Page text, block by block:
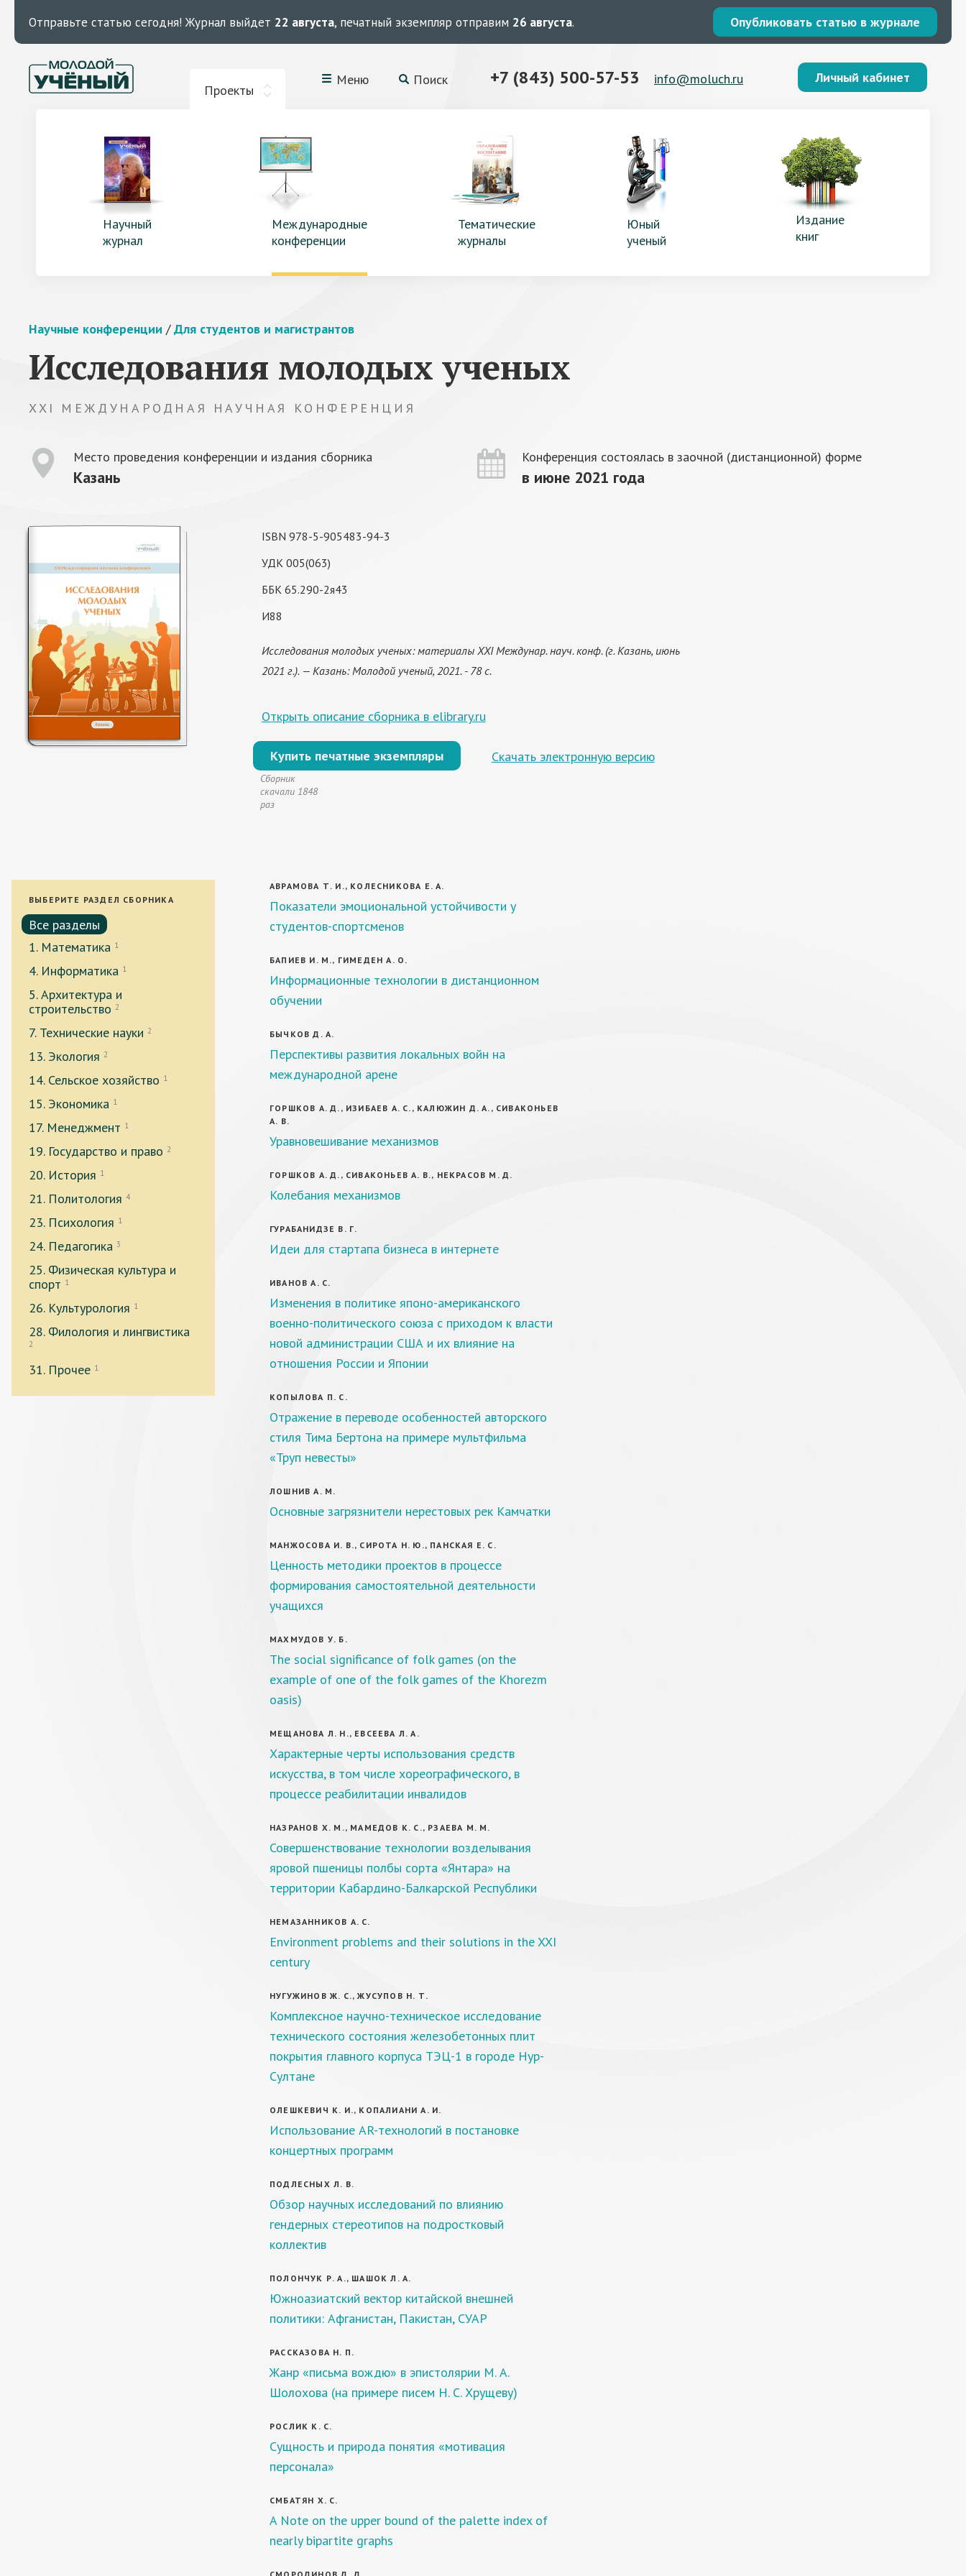
Отправьте статью сегодня! Журнал выйдет 22 августа, печатный экземпляр отправим 26 августа. Опубликовать статью в журнале
Проекты
Меню Поиск +7 (843) 500-57-53 info@moluch.ru Личный кабинет
Научный
журнал
Международные
конференции
Тематические
журналы
Юный
ученый
Издание
книг
Научные конференции /Для студентов и магистрантов
Исследования молодых ученых
XXI МЕЖДУНАРОДНАЯ НАУЧНАЯ КОНФЕРЕНЦИЯ
Место проведения конференции и издания сборника
Казань
Конференция состоялась в заочной (дистанционной) форме
в июне 2021 года
ISBN 978-5-905483-94-3
УДК 005(063)
ББК 65.290-2я43
И88
Исследования молодых ученых: материалы XXI Междунар. науч. конф. (г. Казань, июнь
2021 г.). — Казань: Молодой ученый, 2021. - 78 с.
Открыть описание сборника в elibrary.ru
Купить печатные экземпляры Скачать электронную версию
Сборник
скачали 1848
раз
ВЫБЕРИТЕ РАЗДЕЛ СБОРНИКА
Все разделы
1. Математика 1
4. Информатика 1
5. Архитектура и
строительство 2
7. Технические науки 2
13. Экология 2
14. Сельское хозяйство 1
15. Экономика 1
17. Менеджмент 1
19. Государство и право 2
20. История 1
21. Политология 4
23. Психология 1
24. Педагогика 3
25. Физическая культура и
спорт 1
26. Культурология 1
28. Филология и лингвистика
2
31. Прочее 1
АВРАМОВА Т. И., КОЛЕСНИКОВА Е. А.
Показатели эмоциональной устойчивости у
студентов-спортсменов
БАПИЕВ И. М., ГИМЕДЕН А. О.
Информационные технологии в дистанционном
обучении
БЫЧКОВ Д. А.
Перспективы развития локальных войн на
международной арене
ГОРШКОВ А. Д., ИЗИБАЕВ А. С., КАЛЮЖИН Д. А., СИВАКОНЬЕВ
А. В.
Уравновешивание механизмов
ГОРШКОВ А. Д., СИВАКОНЬЕВ А. В., НЕКРАСОВ М. Д.
Колебания механизмов
ГУРАБАНИДЗЕ В. Г.
Идеи для стартапа бизнеса в интернете
ИВАНОВ А. С.
Изменения в политике японо-американского
военно-политического союза с приходом к власти
новой администрации США и их влияние на
отношения России и Японии
КОПЫЛОВА П. С.
Отражение в переводе особенностей авторского
стиля Тима Бертона на примере мультфильма
«Труп невесты»
ЛОШНИВ А. М.
Основные загрязнители нерестовых рек Камчатки
МАНЖОСОВА И. В., СИРОТА Н. Ю., ПАНСКАЯ Е. С.
Ценность методики проектов в процессе
формирования самостоятельной деятельности
учащихся
МАХМУДОВ У. Б.
The social significance of folk games (on the
example of one of the folk games of the Khorezm
oasis)
МЕЩАНОВА Л. Н., ЕВСЕЕВА Л. А.
Характерные черты использования средств
искусства, в том числе хореографического, в
процессе реабилитации инвалидов
НАЗРАНОВ Х. М., МАМЕДОВ К. С., РЗАЕВА М. М.
Совершенствование технологии возделывания
яровой пшеницы полбы сорта «Янтара» на
территории Кабардино-Балкарской Республики
НЕМАЗАННИКОВ А. С.
Environment problems and their solutions in the XXI
century
НУГУЖИНОВ Ж. С., ЖУСУПОВ Н. Т.
Комплексное научно-техническое исследование
технического состояния железобетонных плит
покрытия главного корпуса ТЭЦ-1 в городе Нур-
Султане
ОЛЕШКЕВИЧ К. И., КОПАЛИАНИ А. И.
Использование AR-технологий в постановке
концертных программ
ПОДЛЕСНЫХ Л. В.
Обзор научных исследований по влиянию
гендерных стереотипов на подростковый
коллектив
ПОЛОНЧУК Р. А., ШАШОК Л. А.
Южноазиатский вектор китайской внешней
политики: Афганистан, Пакистан, СУАР
РАССКАЗОВА Н. П.
Жанр «письма вождю» в эпистолярии М. А.
Шолохова (на примере писем Н. С. Хрущеву)
РОСЛИК К. С.
Сущность и природа понятия «мотивация
персонала»
СМБАТЯН Х. С.
A Note on the upper bound of the palette index of
nearly bipartite graphs